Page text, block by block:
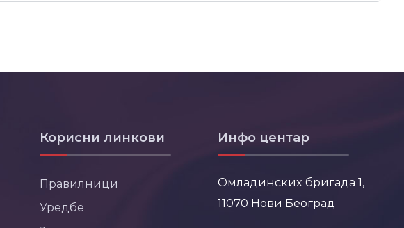
Корисни линкови
Правилници
Уредбе
Инфо центар
Омладинских бригада 1,
11070 Нови Београд